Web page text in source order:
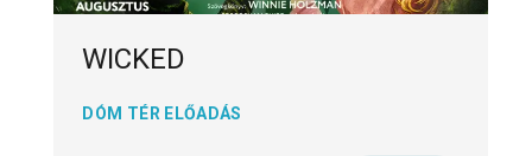
WICKED
DÓM TÉR ELŐADÁS